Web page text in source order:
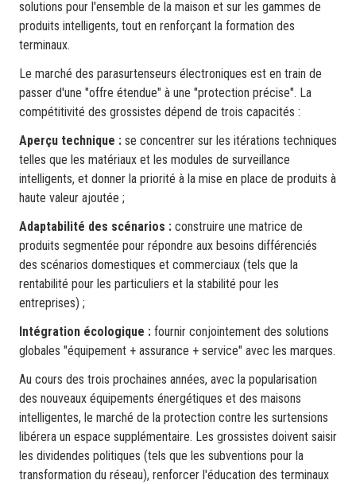
solutions pour l'ensemble de la maison et sur les gammes de
produits intelligents, tout en renforçant la formation des
terminaux.
Le marché des parasurtenseurs électroniques est en train de
passer d'une "offre étendue" à une "protection précise". La
compétitivité des grossistes dépend de trois capacités :
Aperçu technique : se concentrer sur les itérations techniques
telles que les matériaux et les modules de surveillance
intelligents, et donner la priorité à la mise en place de produits à
haute valeur ajoutée ;
Adaptabilité des scénarios : construire une matrice de
produits segmentée pour répondre aux besoins différenciés
des scénarios domestiques et commerciaux (tels que la
rentabilité pour les particuliers et la stabilité pour les
entreprises) ;
Intégration écologique : fournir conjointement des solutions
globales "équipement + assurance + service" avec les marques.
Au cours des trois prochaines années, avec la popularisation
des nouveaux équipements énergétiques et des maisons
intelligentes, le marché de la protection contre les surtensions
libérera un espace supplémentaire. Les grossistes doivent saisir
les dividendes politiques (tels que les subventions pour la
transformation du réseau), renforcer l'éducation des terminaux